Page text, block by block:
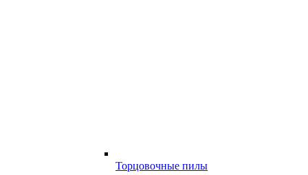
Торцовочные пилы